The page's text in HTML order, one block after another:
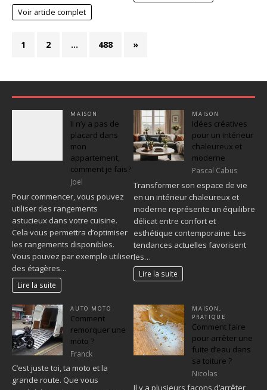
Voir article complet
1 2 … 488 »
MAISON
Il n’y a pas de
placard dans
mon
appartement,
comment je fais?
Joel
Pour commencer, vous pouvez
utiliser des rangements
astucieux dans votre cuisine.
Cela vous permettra d’optimiser
les rangements disponibles.
Vous pouvez par exemple utiliser
des étagères…
Lire la suite
MAISON
Idées créatives
pour un intérieur
chaleureux et
moderne
Pascal Cabus
Transformer son espace de vie
en un intérieur chaleureux et
moderne représente un équilibre
délicat entre confort et
esthétique contemporaine. Les
tendances actuelles favorisent
les…
Lire la suite
AUTO MOTO
Comment
remorquer une
moto ?
Franck
C’est juste toi, ta moto et la
grande route. Que vous
MAISON ,
PRATIQUE
Comment faire
pour arrêter une
fuite d’eau dans
sa toiture ?
Nicolas
Il y a plusieurs façons d’arrêter